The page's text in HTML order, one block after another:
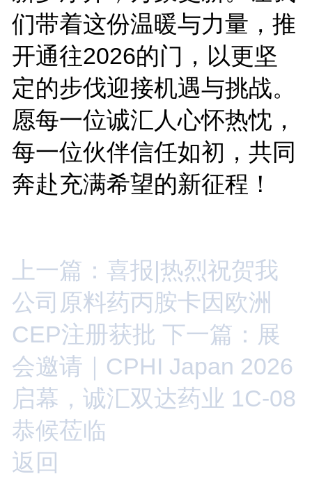
们带着这份温暖与力量，推
开通往2026的门，以更坚
定的步伐迎接机遇与挑战。
愿每一位诚汇人心怀热忱，
每一位伙伴信任如初，共同
奔赴充满希望的新征程！
上一篇：喜报|热烈祝贺我
公司原料药丙胺卡因欧洲
CEP注册获批 下一篇：展
会邀请｜CPHI Japan 2026
启幕，诚汇双达药业 1C-08
恭候莅临
返回